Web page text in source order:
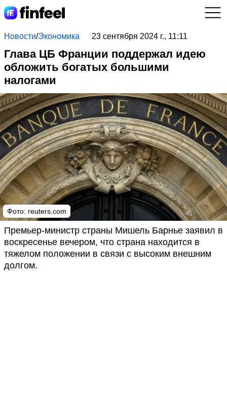
Новости/Экономика 23 сентября 2024 г., 11:11
Глава ЦБ Франции поддержал идею
обложить богатых большими
налогами
Фото: reuters.com
Премьер-министр страны Мишель Барнье заявил в
воскресенье вечером, что страна находится в
тяжелом положении в связи с высоким внешним
долгом.